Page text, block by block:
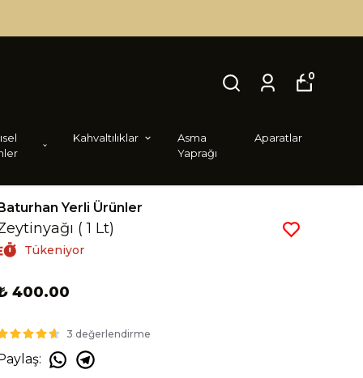
Kahvaltılıklar
Asma
Yaprağı
Aparatlar
0
Yerli Ürünler
( 1 Lt)
Tükeniyor
400.00
3 değerlendirme
: